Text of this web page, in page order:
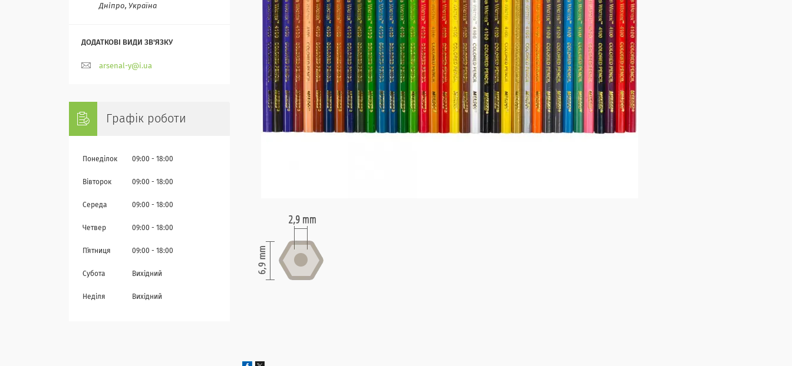
Дніпро, Україна
arsenal-y@i.ua
Графік роботи
Понеділок 09:00 18:00
Вівторок 09:00 18:00
Середа 09:00 18:00
Четвер 09:00 18:00
Пʼятниця 09:00 18:00
Субота Вихідний
Неділя Вихідний